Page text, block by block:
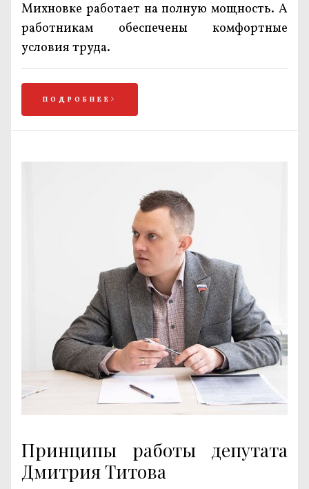
Михновке работает на полную мощность. А
работникам обеспечены комфортные
условия труда.
ПОДРОБНЕЕ
Принципы работы депутата
Дмитрия Титова